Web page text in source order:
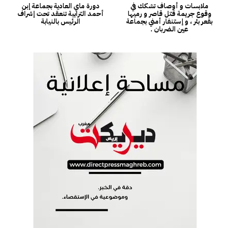
دورة ماي العادية بجماعة إبن
أحمد الترابية تنعقد تحت إشراف
الرئيس بالنيابة
ملابسات و أوصاف تشكك في
وقوع جريمة قتل قاصر و رميها
بقعر بئر ، و إستنفار أمني بجماعة
عين الضربان .